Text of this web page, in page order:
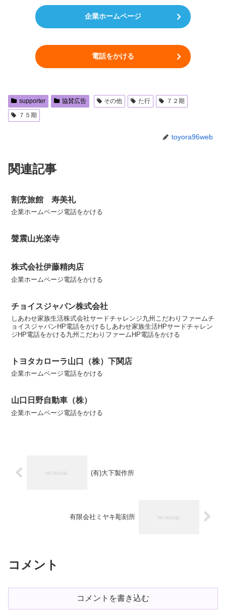
企業ホームページ
電話をかける
supporter 協賛広告 その他 た行
７２期
７５期
toyora96web
関連記事
割烹旅館 寿美礼
企業ホームページ電話をかける
聲震山光楽寺
株式会社伊藤精肉店
企業ホームページ電話をかける
チョイスジャパン株式会社
しあわせ家族生活株式会社サードチャレンジ九州こだわりファームチ
ョイスジャパンHP電話をかけるしあわせ家族生活HPサードチャレン
ジHP電話をかける九州こだわりファームHP電話をかける
トヨタカローラ山口（株）下関店
企業ホームページ電話をかける
山口日野自動車（株）
企業ホームページ電話をかける
(有)大下製作所
有限会社ミヤキ彫刻所
コメント
コメントを書き込む